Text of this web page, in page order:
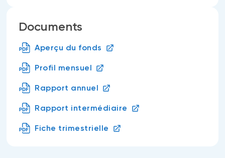
Documents
Aperçu du fonds
Profil mensuel
Rapport annuel
Rapport intermédiaire
Fiche trimestrielle